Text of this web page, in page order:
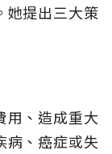
她提出三大策
用、造成重大
病、癌症或失